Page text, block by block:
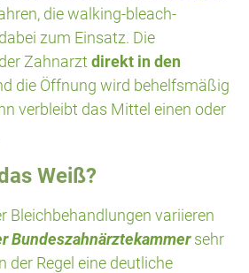
die walking-bleach-
zum Einsatz. Die
Zahnarzt direkt in den
die Öffnung wird behelfsmäßig
verbleibt das Mittel einen oder
Weiß?
Bleichbehandlungen variieren
Bundeszahnärztekammersehr
der Regel eine deutliche